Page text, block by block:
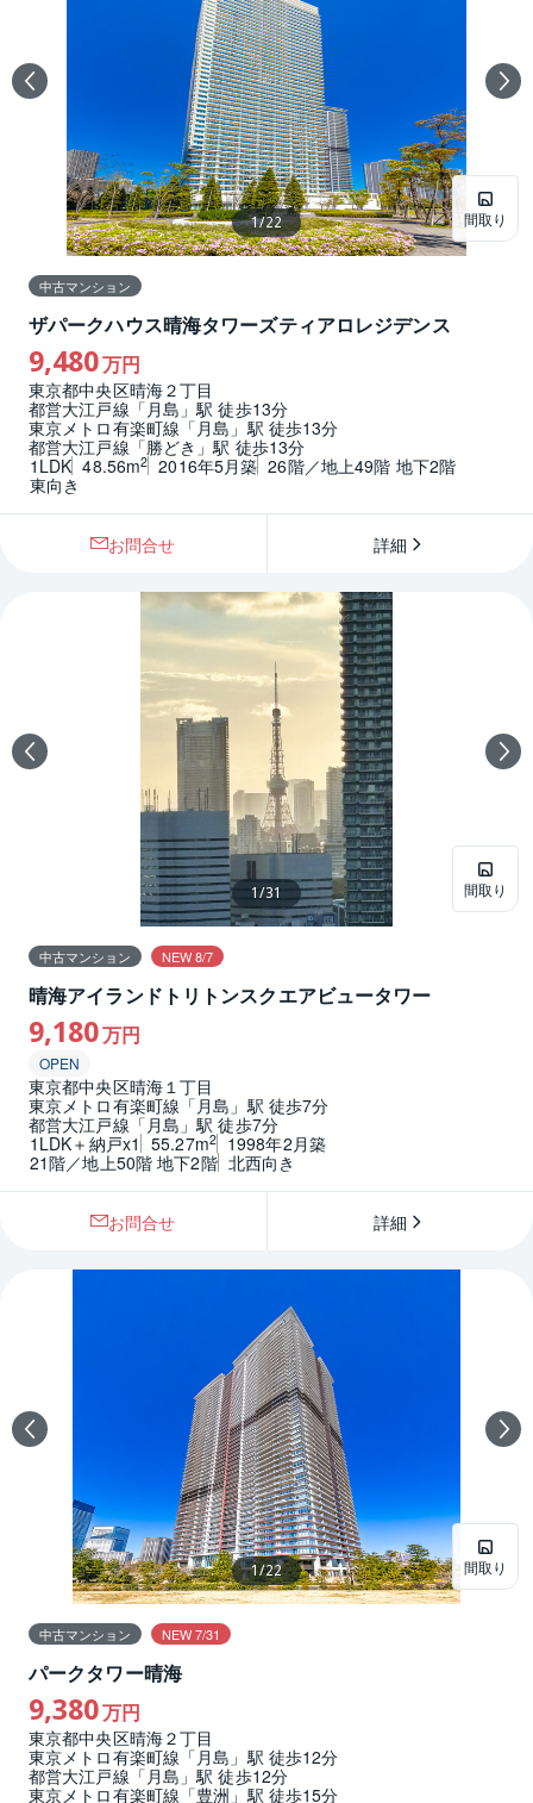
間取り
1/22
中古マンション
ザパークハウス晴海タワーズティアロレジデンス
9,480万円
東京都中央区晴海２丁目
都営大江戸線「月島」駅 徒歩13分
東京メトロ有楽町線「月島」駅 徒歩13分
都営大江戸線「勝どき」駅 徒歩13分
1LDK 48.56m2 2016年5月築 26階／地上49階 地下2階
東向き
お問合せ 詳細
間取り
1/31
中古マンション NEW 8/7
晴海アイランドトリトンスクエアビュータワー
9,180万円
OPEN
東京都中央区晴海１丁目
東京メトロ有楽町線「月島」駅 徒歩7分
都営大江戸線「月島」駅 徒歩7分
1LDK＋納戸x1
55.27m2
1998年2月築
21階／地上50階 地下2階 北西向き
お問合せ 詳細
間取り
1/22
中古マンション NEW 7/31
パークタワー晴海
9,380万円
東京都中央区晴海２丁目
東京メトロ有楽町線「月島」駅 徒歩12分
都営大江戸線「月島」駅 徒歩12分
東京メトロ有楽町線「豊洲」駅 徒歩15分